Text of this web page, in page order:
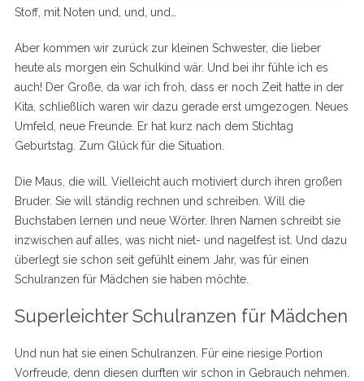
Stoff, mit Noten und, und, und…
Aber kommen wir zurück zur kleinen Schwester, die lieber
heute als morgen ein Schulkind wär. Und bei ihr fühle ich es
auch! Der Große, da war ich froh, dass er noch Zeit hatte in der
Kita, schließlich waren wir dazu gerade erst umgezogen. Neues
Umfeld, neue Freunde. Er hat kurz nach dem Stichtag
Geburtstag. Zum Glück für die Situation.
Die Maus, die will. Vielleicht auch motiviert durch ihren großen
Bruder. Sie will ständig rechnen und schreiben. Will die
Buchstaben lernen und neue Wörter. Ihren Namen schreibt sie
inzwischen auf alles, was nicht niet- und nagelfest ist. Und dazu
überlegt sie schon seit gefühlt einem Jahr, was für einen
Schulranzen für Mädchen sie haben möchte.
Superleichter Schulranzen für Mädchen
Und nun hat sie einen Schulranzen. Für eine riesige Portion
Vorfreude, denn diesen durften wir schon in Gebrauch nehmen.